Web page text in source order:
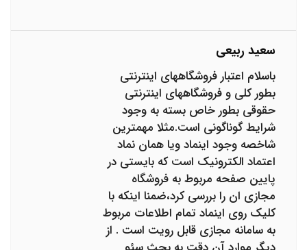
سعید ربیعی
باسلام اعتبار فروشگاههای اینترنتی
بطور کلی و فروشگاههای اینترنتی
حقوقی بطور خاص بسته به وجود
شرایط گوناگونی است.مثلا مهمترین
شاخصه وجود اینماد ویا همان نماد
اعتماد الکترونیک است که بایستی در
پایین صفحه مربوط به فروشگاه
مجازی ان را بررسی کرد،ضمنا اینکه با
کلیک روی اینماد تمام اطلاعات مربوط
به سامانه مجازی قابل رویت است . از